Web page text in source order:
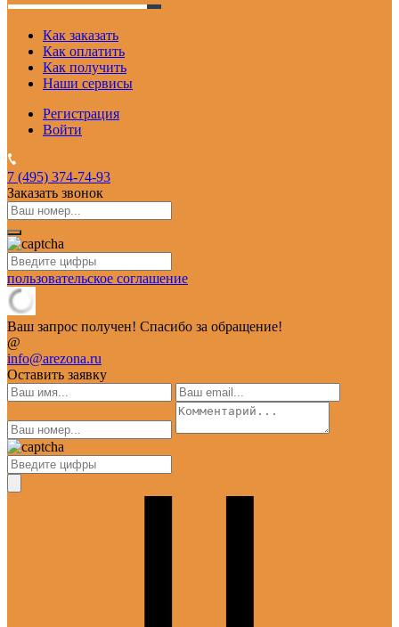
Как заказать
Как оплатить
Как получить
Наши сервисы
Регистрация
Войти
7 (495) 374-74-93
Заказать звонок
пользовательское соглашение
Ваш запрос получен! Спасибо за обращение!
@
info@arezona.ru
Оставить заявку